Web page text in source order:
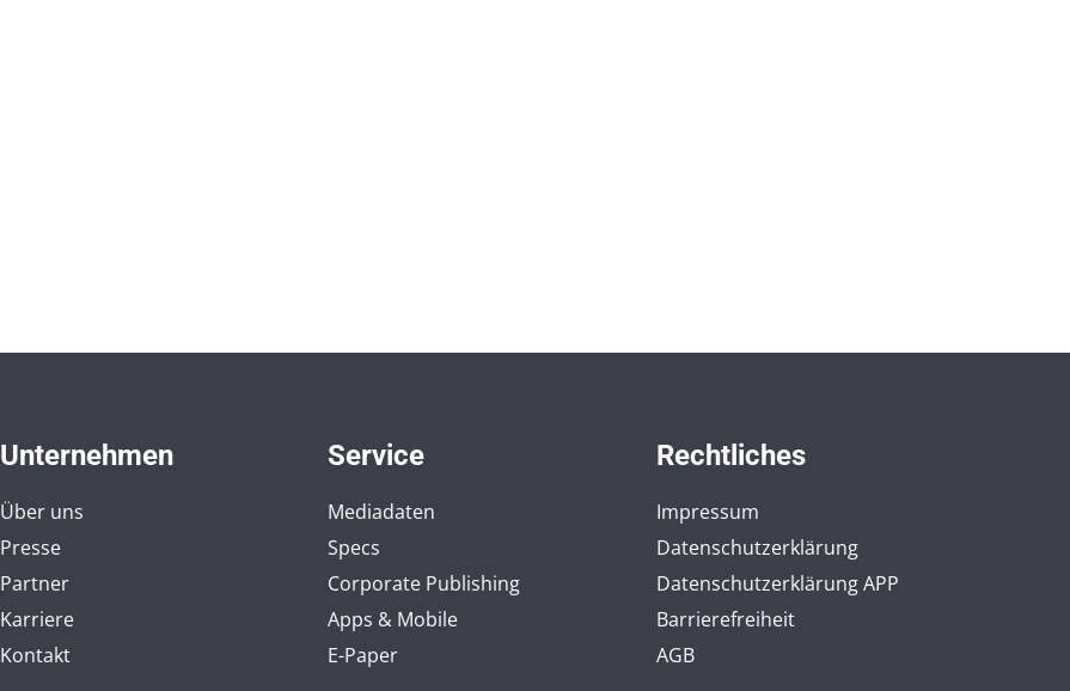
Unternehmen
Über uns
Presse
Partner
Karriere
Kontakt
Service
Mediadaten
Specs
Corporate Publishing
Apps & Mobile
E-Paper
Rechtliches
Impressum
Datenschutzerklärung
Datenschutzerklärung APP
Barrierefreiheit
AGB